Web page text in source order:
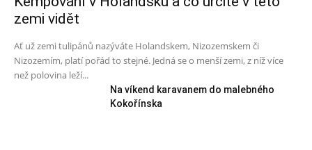
zemi vidět
Ať už zemi tulipánů nazýváte Holandskem, Nizozemskem či
Nizozemím, platí pořád to stejné. Jedná se o menší zemi, z níž více
než polovina leží...
Na víkend karavanem do malebného
Kokořínska